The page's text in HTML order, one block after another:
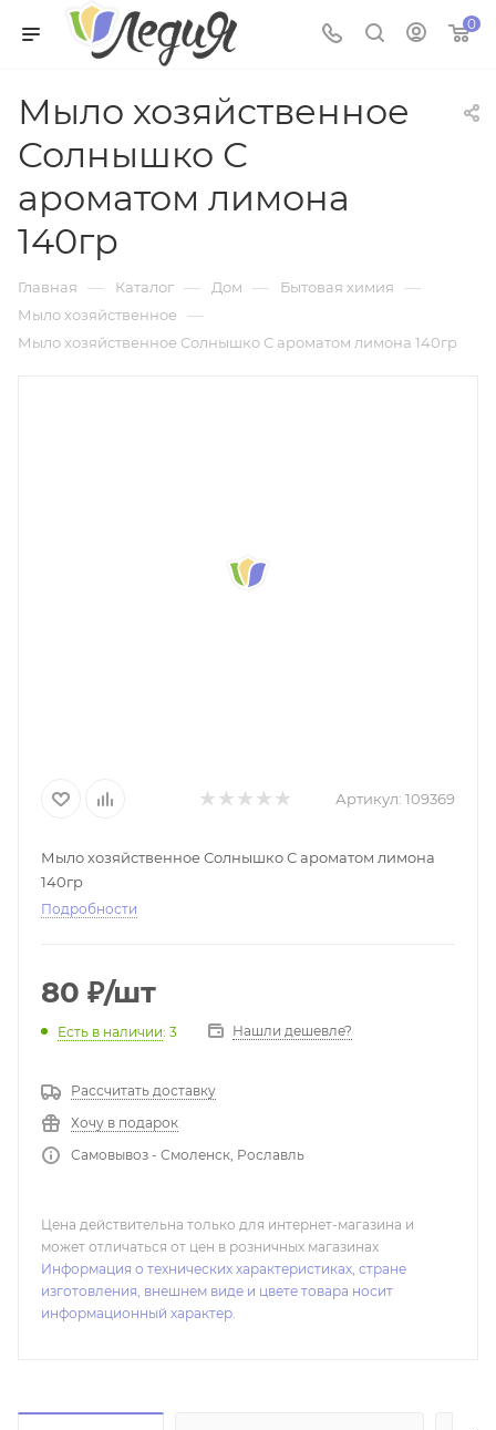
0
Мыло хозяйственное
Солнышко С
ароматом лимона
140гр
Главная — Каталог — Дом — Бытовая химия —
Мыло хозяйственное —
Мыло хозяйственное Солнышко С ароматом лимона 140гр
Артикул: 109369
Мыло хозяйственное Солнышко С ароматом лимона
140гр
Подробности
80 ₽/шт
Есть в наличии: 3 Нашли дешевле?
Рассчитать доставку
Хочу в подарок
Самовывоз - Смоленск, Рославль
Цена действительна только для интернет-магазина и
может отличаться от цен в розничных магазинах
Информация о технических характеристиках, стране
изготовления, внешнем виде и цвете товара носит
информационный характер.